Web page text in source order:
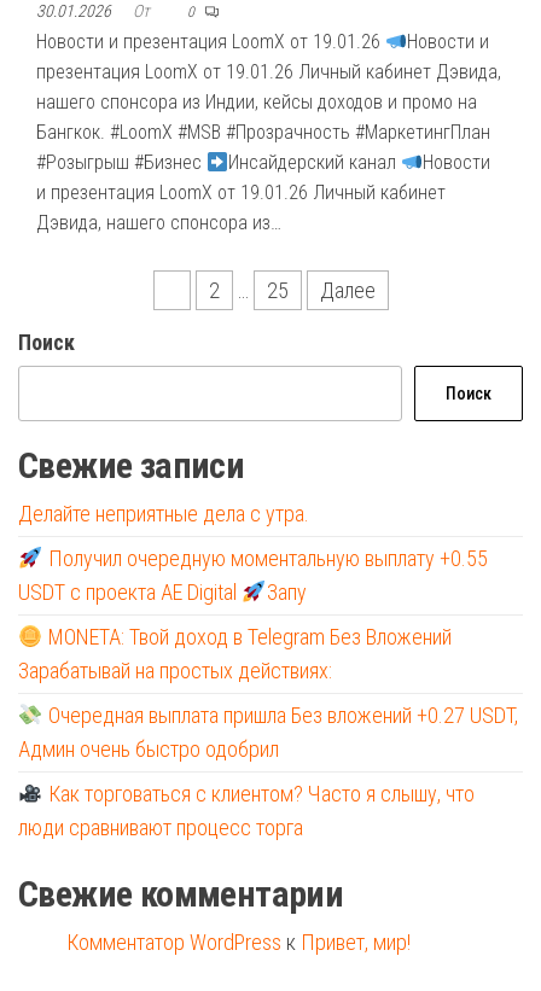
30.01.2026 От 0
Новости и презентация LoomX от 19.01.26
Новости и
презентация LoomX от 19.01.26 Личный кабинет Дэвида,
нашего спонсора из Индии, кейсы доходов и промо на
Бангкок. #LoomX #MSB #Прозрачность #МаркетингПлан
#Розыгрыш #Бизнес
Инсайдерский канал
Новости
и презентация LoomX от 19.01.26 Личный кабинет
Дэвида, нашего спонсора из…
записей
2 … 25 Далее
Поиск
Поиск
Свежие записи
Делайте неприятные дела с утра.
Получил очередную моментальную выплату +0.55
USDT с проекта AE Digital
Запу
MONETA: Твой доход в Telegram Без Вложений
Зарабатывай на простых действиях:
Очередная выплата пришла Без вложений +0.27 USDT,
Админ очень быстро одобрил
Как торговаться с клиентом? Часто я слышу, что
люди сравнивают процесс торга
Свежие комментарии
Комментатор WordPress к Привет, мир!